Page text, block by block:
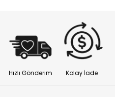
Hızlı Gönderim Kolay İade